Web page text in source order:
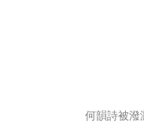
何韻詩被潑